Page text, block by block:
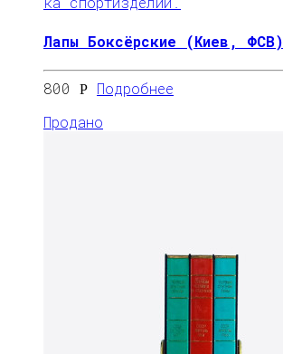
Лапы Боксёрские (Киев, ФСВ)
800 Р
Подробнее
Продано